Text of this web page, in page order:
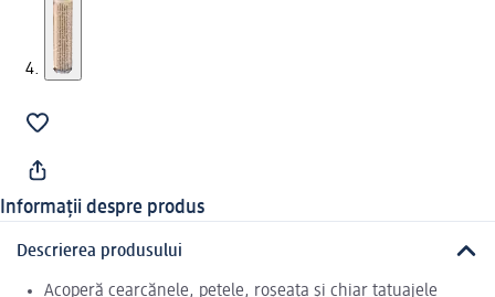
Informații despre produs
Descrierea produsului
Acoperă cearcănele, petele, roșeața și chiar tatuajele